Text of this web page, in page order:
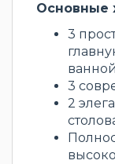
Основные
3
3
2